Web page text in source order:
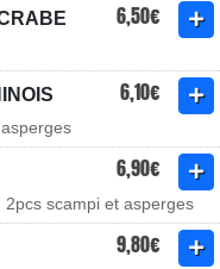
6,50€
6,10€
6,90€
scampi et asperges
9,80€